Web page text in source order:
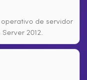
operativo de servidor
2012.